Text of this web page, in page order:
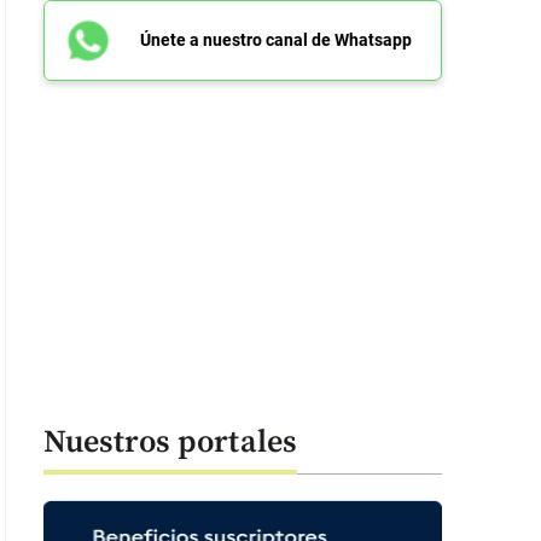
Únete a nuestro canal de Whatsapp
Nuestros portales